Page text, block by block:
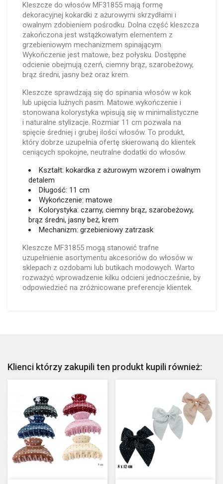
Kleszcze do włosów MF31855 mają formę
dekoracyjnej kokardki z ażurowymi skrzydłami i
owalnym zdobieniem pośrodku. Dolna część kleszcza
zakończona jest wstążkowatym elementem z
grzebieniowym mechanizmem spinającym.
Wykończenie jest matowe, bez połysku. Dostępne
odcienie obejmują czerń, ciemny brąz, szarobeżowy,
brąz średni, jasny beż oraz krem.
Kleszcze sprawdzają się do spinania włosów w kok
lub upięcia luźnych pasm. Matowe wykończenie i
stonowana kolorystyka wpisują się w minimalistyczne
i naturalne stylizacje. Rozmiar 11 cm pozwala na
spięcie średniej i grubej ilości włosów. To produkt,
który dobrze uzupełnia ofertę skierowaną do klientek
ceniących spokojne, neutralne dodatki do włosów.
Kształt: kokardka z ażurowym wzorem i owalnym
detalem
Długość: 11 cm
Wykończenie: matowe
Kolorystyka: czarny, ciemny brąz, szarobeżowy,
brąz średni, jasny beż, krem
Mechanizm: grzebieniowy zatrzask
Kleszcze MF31855 mogą stanowić trafne
uzupełnienie asortymentu akcesoriów do włosów w
sklepach z ozdobami lub butikach modowych. Warto
rozważyć wprowadzenie kilku odcieni jednocześnie, by
odpowiedzieć na zróżnicowane preferencje klientek.
Klienci którzy zakupili ten produkt kupili również: